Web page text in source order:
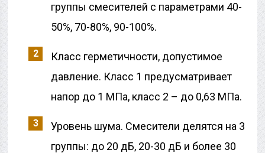
группы смесителей с параметрами 40-
50%, 70-80%, 90-100%.
Класс герметичности, допустимое
давление. Класс 1 предусматривает
напор до 1 МПа, класс 2 – до 0,63 МПа.
Уровень шума. Смесители делятся на 3
группы: до 20 дБ, 20-30 дБ и более 30